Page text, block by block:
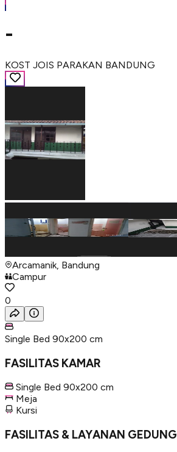
-
KOST JOIS PARAKAN BANDUNG
Arcamanik, Bandung
Campur
0
Single Bed 90x200 cm
FASILITAS KAMAR
Single Bed 90x200 cm
Meja
Kursi
FASILITAS & LAYANAN GEDUNG